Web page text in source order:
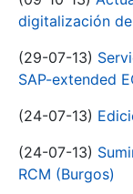
digitalización
(29-07-13)
SAP-extended
(24-07-13)
(24-07-13)
RCM (Burgos)